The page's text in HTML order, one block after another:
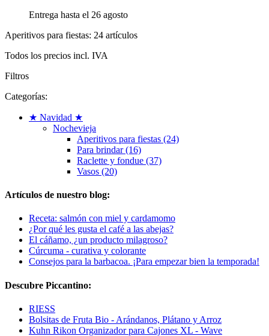
Entrega hasta el 26 agosto
Aperitivos para fiestas: 24 artículos
Todos los precios incl. IVA
Filtros
Categorías:
★ Navidad ★
Nochevieja
Aperitivos para fiestas (24)
Para brindar (16)
Raclette y fondue (37)
Vasos (20)
Artículos de nuestro blog:
Receta: salmón con miel y cardamomo
¿Por qué les gusta el café a las abejas?
El cáñamo, ¿un producto milagroso?
Cúrcuma - curativa y colorante
Consejos para la barbacoa. ¡Para empezar bien la temporada!
Descubre Piccantino:
RIESS
Bolsitas de Fruta Bio - Arándanos, Plátano y Arroz
Kuhn Rikon Organizador para Cajones XL - Wave